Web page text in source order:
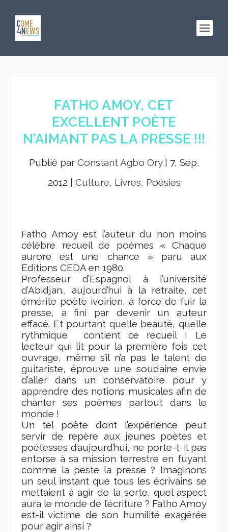
FATHO AMOY, CET
EXCELLENT POÈTE
N’AIMANT PAS LA PRESSE !!!
Publié par Constant Agbo Ory| 7, Sep,
2012
Culture, Livres, Poésies
Fatho Amoy est l’auteur du non moins
célèbre recueil de poèmes « Chaque
aurore est une chance » paru aux
Editions CEDA en 1980.
Professeur d’Espagnol à l’université
d’Abidjan., aujourd’hui à la retraite, cet
émérite poète ivoirien, à force de fuir la
presse, a fini par devenir un auteur
effacé. Et pourtant quelle beauté, quelle
rythmique
contient ce recueil ! Le
lecteur qui lit pour la première fois cet
ouvrage, même s’il n’a pas le talent de
guitariste, éprouve une soudaine envie
d’aller dans un conservatoire pour y
apprendre des notions musicales afin de
chanter ses poèmes partout dans le
monde !
Un tel poète dont l’expérience peut
servir de repère aux jeunes poètes et
poétesses d’aujourd’hui, ne porte-t-il pas
entorse à sa mission terrestre en fuyant
comme la peste la presse ? Imaginons
un seul instant que tous les écrivains se
mettaient à agir de la sorte, quel aspect
aura le monde de l’écriture ? Fatho Amoy
est-il victime de son humilité exagérée
pour agir ainsi ?